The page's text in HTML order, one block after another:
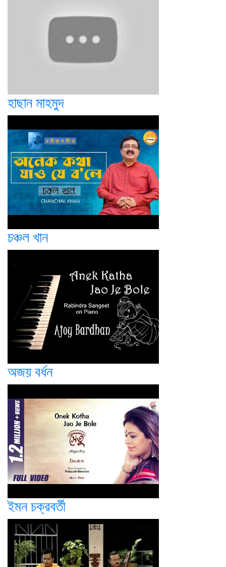
হাছান মাহমুদ
চঞ্চল খান
অজয় বর্ধন
ইমন চক্রবর্তী